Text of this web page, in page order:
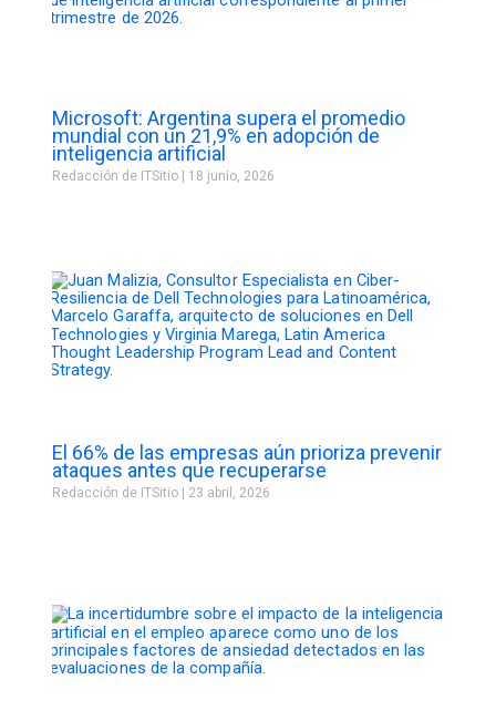
Microsoft: Argentina supera el promedio
mundial con un 21,9% en adopción de
inteligencia artificial
Redacción de ITSitio 18 junio, 2026
El 66% de las empresas aún prioriza prevenir
ataques antes que recuperarse
Redacción de ITSitio 23 abril, 2026